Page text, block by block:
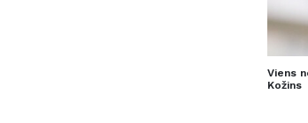
Viens
Kožins